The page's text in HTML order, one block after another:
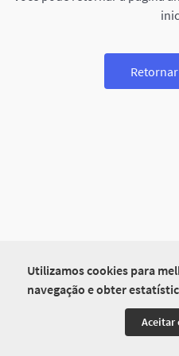
Utilizamos cookies para
navegação e obter
Aceitar